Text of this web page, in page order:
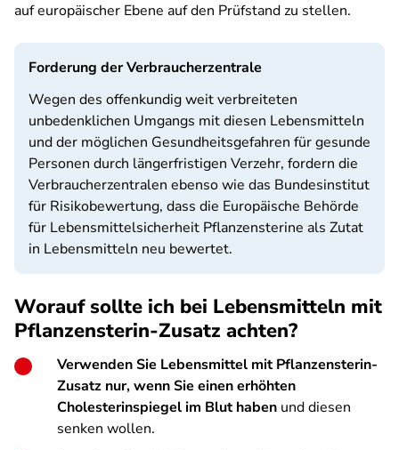
auf europäischer Ebene auf den Prüfstand zu stellen.
Forderung der Verbraucherzentrale
Wegen des offenkundig weit verbreiteten
unbedenklichen Umgangs mit diesen Lebensmitteln
und der möglichen Gesundheitsgefahren für gesunde
Personen durch längerfristigen Verzehr, fordern die
Verbraucherzentralen ebenso wie das Bundesinstitut
für Risikobewertung, dass die Europäische Behörde
für Lebensmittelsicherheit Pflanzensterine als Zutat
in Lebensmitteln neu bewertet.
Worauf sollte ich bei Lebensmitteln mit
Pflanzensterin-Zusatz achten?
Verwenden Sie Lebensmittel mit Pflanzensterin-
Zusatz nur, wenn Sie einen erhöhten
Cholesterinspiegel im Blut haben und diesen
senken wollen.